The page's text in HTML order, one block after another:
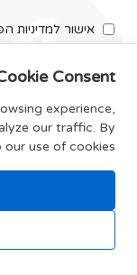
אישור למדיניות
Consent
experience,
our traffic. By
use of cookies.